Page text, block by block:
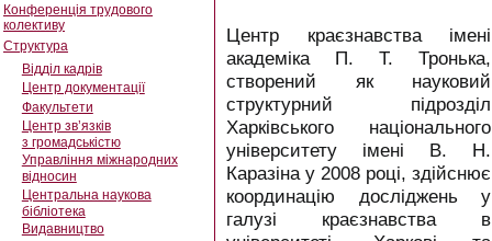
Конференція трудового
колективу
Структура
Відділ кадрів
Центр документації
Факультети
Центр зв’язків
з громадськістю
Управління міжнародних
відносин
Центральна наукова
бібліотека
Видавництво
Центр краєзнавства імені
академіка П. Т. Тронька,
створений як науковий
структурний підрозділ
Харківського національного
університету імені В. Н.
Каразіна у 2008 році, здійснює
координацію досліджень у
галузі краєзнавства в